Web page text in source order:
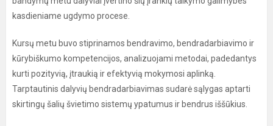
kasdieniame ugdymo procese.
Kursų metu buvo stiprinamos bendravimo, bendradarbiavimo ir
kūrybiškumo kompetencijos, analizuojami metodai, padedantys
kurti pozityvią, įtraukią ir efektyvią mokymosi aplinką.
Tarptautinis dalyvių bendradarbiavimas sudarė sąlygas aptarti
skirtingų šalių švietimo sistemų ypatumus ir bendrus iššūkius.